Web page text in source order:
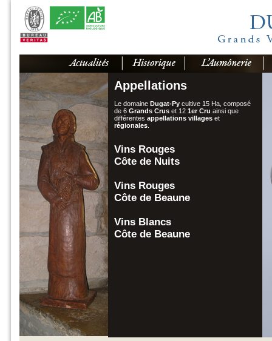
Appellations
Le domaine Dugat-Py cultive 15 Ha, composé
de 6 Grands Crus et 12 1er Cru ainsi que
différentes appellations villages et
régionales
Vins Rouges
Côte de Nuits
Vins Rouges
Côte de Beaune
Vins Blancs
Côte de Beaune